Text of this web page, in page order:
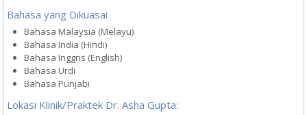
Bahasa yang Dikuasai
Bahasa Malaysia (Melayu)
Bahasa India (Hindi)
Bahasa Inggris (English)
Bahasa Urdi
Bahasa Punjabi
Lokasi Klinik/Praktek Dr. Asha Gupta: